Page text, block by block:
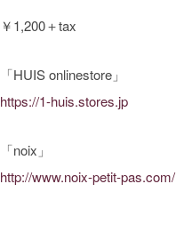
￥1,200＋tax
「HUIS onlinestore」
https://1-huis.stores.jp
「noix」
http://www.noix-petit-pas.com/